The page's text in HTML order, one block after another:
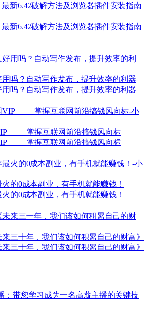
新6.42破解方法及浏览器插件安装指南
新6.42破解方法及浏览器插件安装指南
吗？自动写作发布，提升效率的利器
吗？自动写作发布，提升效率的利器
—— 掌握互联网前沿搞钱风向标
—— 掌握互联网前沿搞钱风向标
的0成本副业，有手机就能赚钱！
的0成本副业，有手机就能赚钱！
三十年，我们该如何积累自己的财富》
三十年，我们该如何积累自己的财富》
：带您学习成为一名高薪主播的关键技